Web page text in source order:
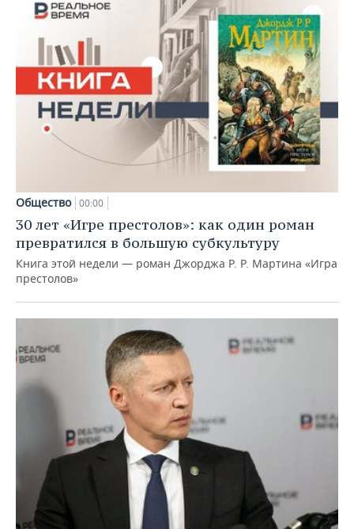
Общество 00:00
30 лет «Игре престолов»: как один роман
превратился в большую субкультуру
Книга этой недели — роман Джорджа Р. Р. Мартина «Игра
престолов»